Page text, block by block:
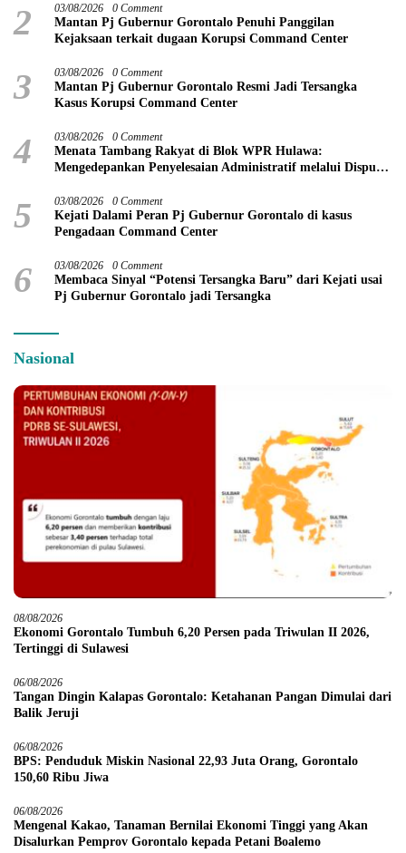
2 03/08/2026 0 Comment
Mantan Pj Gubernur Gorontalo Penuhi Panggilan
Kejaksaan terkait dugaan Korupsi Command Center
3 03/08/2026 0 Comment
Mantan Pj Gubernur Gorontalo Resmi Jadi Tersangka
Kasus Korupsi Command Center
4 03/08/2026 0 Comment
Menata Tambang Rakyat di Blok WPR Hulawa:
Mengedepankan Penyelesaian Administratif melalui Dispute
5 03/08/2026 0 Comment
Kejati Dalami Peran Pj Gubernur Gorontalo di kasus
Pengadaan Command Center
6 03/08/2026 0 Comment
Membaca Sinyal “Potensi Tersangka Baru” dari Kejati usai
Pj Gubernur Gorontalo jadi Tersangka
Nasional
08/08/2026
Ekonomi Gorontalo Tumbuh 6,20 Persen pada Triwulan II 2026,
Tertinggi di Sulawesi
06/08/2026
Tangan Dingin Kalapas Gorontalo: Ketahanan Pangan Dimulai dari
Balik Jeruji
06/08/2026
BPS: Penduduk Miskin Nasional 22,93 Juta Orang, Gorontalo
150,60 Ribu Jiwa
06/08/2026
Mengenal Kakao, Tanaman Bernilai Ekonomi Tinggi yang Akan
Disalurkan Pemprov Gorontalo kepada Petani Boalemo